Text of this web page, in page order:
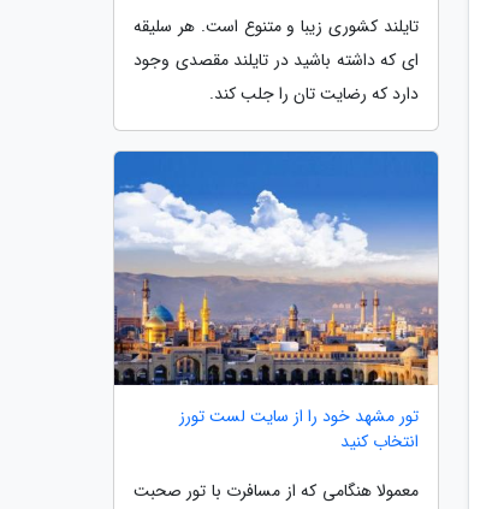
تایلند کشوری زیبا و متنوع است. هر سلیقه
ای که داشته باشید در تایلند مقصدی وجود
دارد که رضایت تان را جلب کند.
تور مشهد خود را از سایت لست تورز
انتخاب کنید
معمولا هنگامی که از مسافرت با تور صحبت